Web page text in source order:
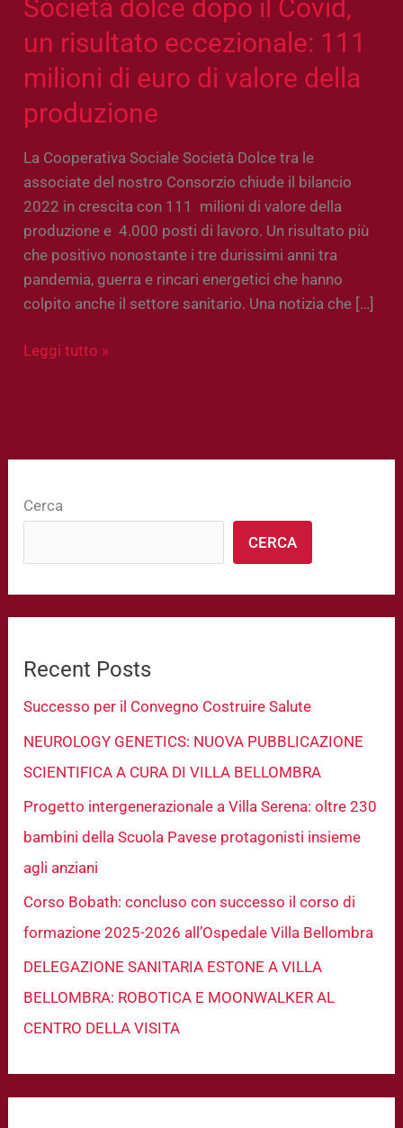
Società dolce dopo il Covid,
un risultato eccezionale: 111
milioni di euro di valore della
produzione
La Cooperativa Sociale Società Dolce tra le
associate del nostro Consorzio chiude il bilancio
2022 in crescita con 111 milioni di valore della
produzione e 4.000 posti di lavoro. Un risultato più
che positivo nonostante i tre durissimi anni tra
pandemia, guerra e rincari energetici che hanno
colpito anche il settore sanitario. Una notizia che […]
della
produzione
Leggi tutto »
Cerca
CERCA
Recent Posts
Successo per il Convegno Costruire Salute
NEUROLOGY GENETICS: NUOVA PUBBLICAZIONE
SCIENTIFICA A CURA DI VILLA BELLOMBRA
Progetto intergenerazionale a Villa Serena: oltre 230
bambini della Scuola Pavese protagonisti insieme
agli anziani
Corso Bobath: concluso con successo il corso di
formazione 2025-2026 all’Ospedale Villa Bellombra
DELEGAZIONE SANITARIA ESTONE A VILLA
BELLOMBRA: ROBOTICA E MOONWALKER AL
CENTRO DELLA VISITA